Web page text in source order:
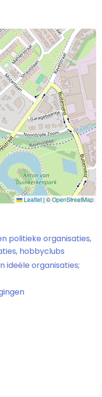
Leaflet | ©OpenStreetMap
politieke organisaties,
hobbyclubs
ideële organisaties;